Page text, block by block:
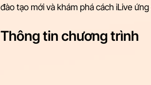
đào tạo mới và khám phá cách iLive
Thông tin chương trình